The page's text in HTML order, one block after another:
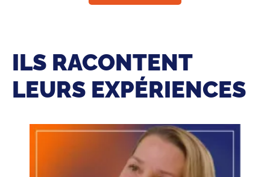
ILS RACONTENT
LEURS EXPÉRIENCES
Lire